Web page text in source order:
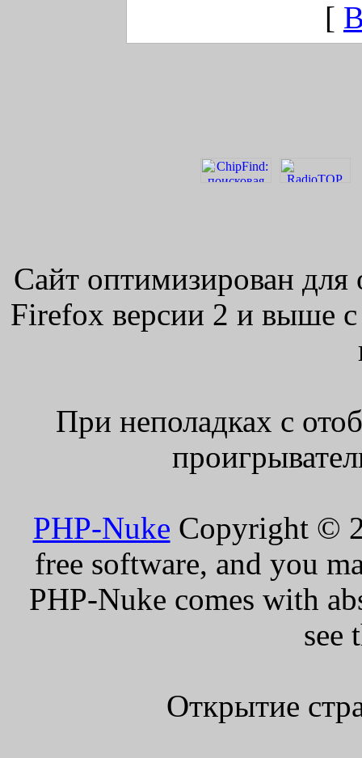
[
Сайт оптимизирован для
Firefox версии 2 и выше
При неполадках с
PHP-Nuke Copyright ©
free software, and you
PHP-Nuke comes with
see
Открытие